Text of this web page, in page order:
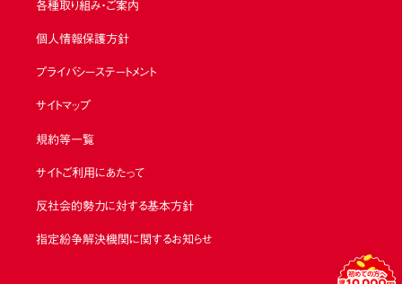
各種取り組み・ご案内
個人情報保護方針
プライバシーステートメント
サイトマップ
規約等一覧
サイトご利用にあたって
反社会的勢力に対する基本方針
指定紛争解決機関に関するお知らせ